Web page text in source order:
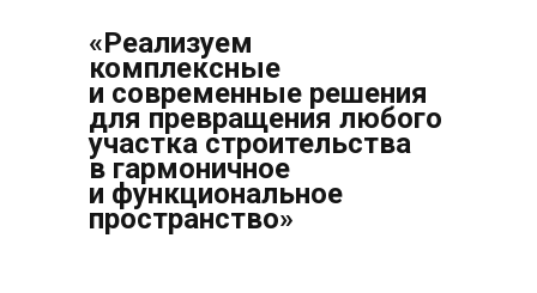
«Реализуем
комплексные
и современные решения
для превращения любого
участка строительства
в гармоничное
и функциональное
пространство»